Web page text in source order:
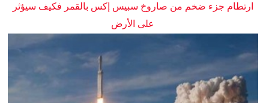
ارتطام جزء ضخم من صاروخ سبيس إكس بالقمر فكيف سيؤثر
على الأرض